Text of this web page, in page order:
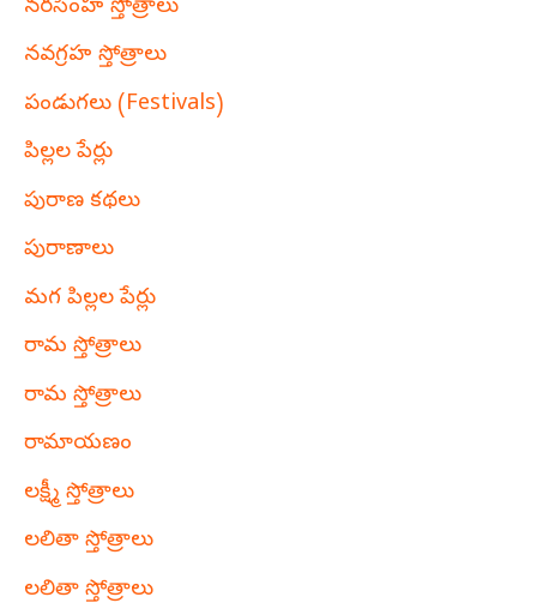
నరసింహ స్తోత్రాలు
నవగ్రహ స్తోత్రాలు
పండుగలు (Festivals)
పిల్లల పేర్లు
పురాణ కథలు
పురాణాలు
మగ పిల్లల పేర్లు
రామ స్తోత్రాలు
రామ స్తోత్రాలు
రామాయణం
లక్ష్మీ స్తోత్రాలు
లలితా స్తోత్రాలు
లలితా స్తోత్రాలు